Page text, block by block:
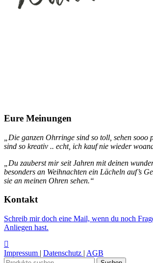
Eure Meinungen
„Die ganzen Ohrringe sind so toll, sehen sooo
sind so kreativ .. echt, ich kauf nie wieder
„Du zauberst mir seit Jahren mit deinen
besonders an Weihnachten ein Lächeln auf’s
sie an meinen Ohren sehen.“
Kontakt
Schreib mir doch eine Mail, wenn du noch
Anliegen hast.
Impressum | Datenschutz | AGB
Suchen